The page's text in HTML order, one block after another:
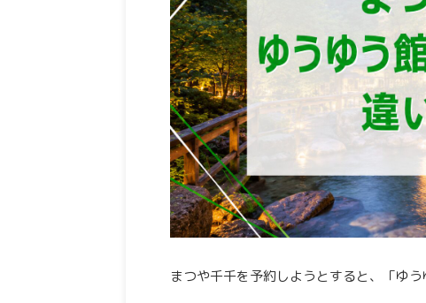
まつや千千を予約しようとすると、「ゆ